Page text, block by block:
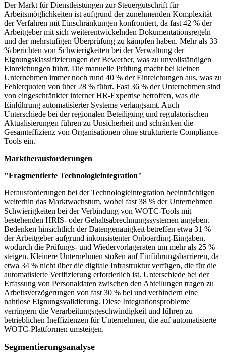
Der Markt für Dienstleistungen zur Steuergutschrift für
Arbeitsmöglichkeiten ist aufgrund der zunehmenden Komplexität
der Verfahren mit Einschränkungen konfrontiert, da fast 42 % der
Arbeitgeber mit sich weiterentwickelnden Dokumentationsregeln
und der mehrstufigen Überprüfung zu kämpfen haben. Mehr als 33
% berichten von Schwierigkeiten bei der Verwaltung der
Eignungsklassifizierungen der Bewerber, was zu unvollständigen
Einreichungen führt. Die manuelle Prüfung macht bei kleinen
Unternehmen immer noch rund 40 % der Einreichungen aus, was zu
Fehlerquoten von über 28 % führt. Fast 36 % der Unternehmen sind
von eingeschränkter interner HR-Expertise betroffen, was die
Einführung automatisierter Systeme verlangsamt. Auch
Unterschiede bei der regionalen Beteiligung und regulatorischen
Aktualisierungen führen zu Unsicherheit und schränken die
Gesamteffizienz von Organisationen ohne strukturierte Compliance-
Tools ein.
Marktherausforderungen
"Fragmentierte Technologieintegration"
Herausforderungen bei der Technologieintegration beeinträchtigen
weiterhin das Marktwachstum, wobei fast 38 % der Unternehmen
Schwierigkeiten bei der Verbindung von WOTC-Tools mit
bestehenden HRIS- oder Gehaltsabrechnungssystemen angeben.
Bedenken hinsichtlich der Datengenauigkeit betreffen etwa 31 %
der Arbeitgeber aufgrund inkonsistenter Onboarding-Eingaben,
wodurch die Prüfungs- und Wiedervorlageraten um mehr als 25 %
steigen. Kleinere Unternehmen stoßen auf Einführungsbarrieren, da
etwa 34 % nicht über die digitale Infrastruktur verfügen, die für die
automatisierte Verifizierung erforderlich ist. Unterschiede bei der
Erfassung von Personaldaten zwischen den Abteilungen tragen zu
Arbeitsverzögerungen von fast 30 % bei und verhindern eine
nahtlose Eignungsvalidierung. Diese Integrationsprobleme
verringern die Verarbeitungsgeschwindigkeit und führen zu
betrieblichen Ineffizienzen für Unternehmen, die auf automatisierte
WOTC-Plattformen umsteigen.
Segmentierungsanalyse